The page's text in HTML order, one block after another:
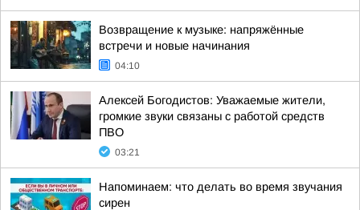
Возвращение к музыке: напряжённые
встречи и новые начинания
04:10
Алексей Богодистов: Уважаемые жители,
громкие звуки связаны с работой средств
ПВО
03:21
Напоминаем: что делать во время звучания
сирен